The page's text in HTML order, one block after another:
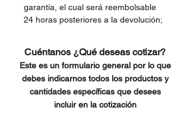
garantía, el cual será reembolsable
24 horas posteriores a la devolución;
Cuéntanos ¿Qué deseas cotizar?
Este es un formulario general por lo que
debes indicarnos todos los productos y
cantidades específicas que desees
incluir en la cotización